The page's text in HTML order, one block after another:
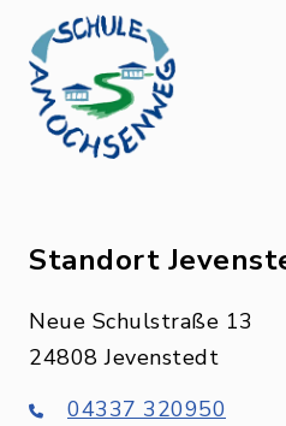
Standort
Neue Schulstraße 13
24808 Jevenstedt
04337 320950